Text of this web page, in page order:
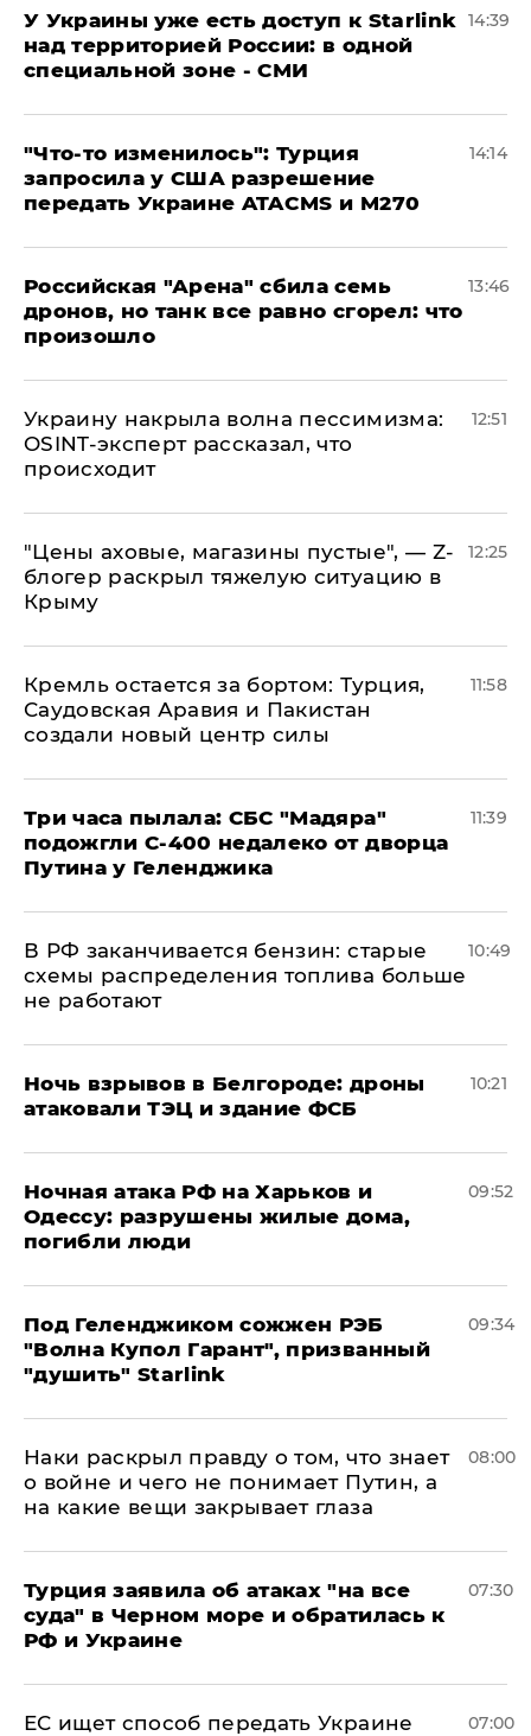
У Украины уже есть доступ к Starlink
над территорией России: в одной
специальной зоне - СМИ
14:39
​"Что-то изменилось": Турция
запросила у США разрешение
передать Украине ATACMS и M270
14:14
​Российская "Арена" сбила семь
дронов, но танк все равно сгорел: что
произошло
13:46
​Украину накрыла волна пессимизма:
OSINT-эксперт рассказал, что
происходит
12:51
​"Цены аховые, магазины пустые", — Z-
блогер раскрыл тяжелую ситуацию в
Крыму
12:25
​Кремль остается за бортом: Турция,
Саудовская Аравия и Пакистан
создали новый центр силы
11:58
Три часа пылала: СБС "Мадяра"
подожгли С-400 недалеко от дворца
Путина у Геленджика
11:39
​В РФ заканчивается бензин: старые
схемы распределения топлива больше
не работают
10:49
​Ночь взрывов в Белгороде: дроны
атаковали ТЭЦ и здание ФСБ
10:21
​Ночная атака РФ на Харьков и
Одессу: разрушены жилые дома,
погибли люди
09:52
Под Геленджиком сожжен РЭБ
"Волна Купол Гарант", призванный
"душить" Starlink
09:34
Наки раскрыл правду о том, что знает
о войне и чего не понимает Путин, а
на какие вещи закрывает глаза
08:00
Турция заявила об атаках "на все
суда" в Черном море и обратилась к
РФ и Украине
07:30
ЕС ищет способ передать Украине
07:00